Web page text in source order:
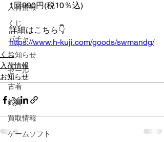
入荷情報
くじ
ガチャ
お知らせ
セール
古着
釣具
買取情報
ゲームソフト
1回990円(税10％込)
詳細はこちら👇️
https://www.h-kuji.com/goods/swmandg/
くじ
入荷情報
お知らせ